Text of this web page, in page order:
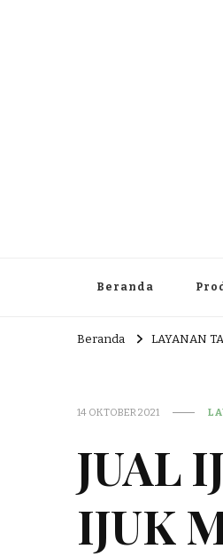
Beranda
Beranda LAYANAN
14 OKTOBER 2021
JUAL
IJUK